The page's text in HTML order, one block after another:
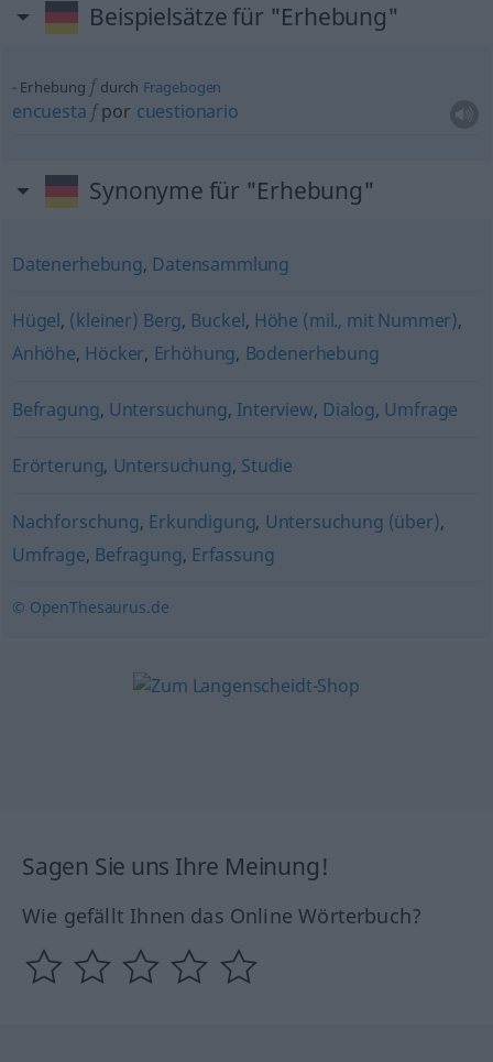
Beispielsätze für "Erhebung"
Erhebung f durch Fragebogen
encuesta fpor cuestionario
Synonyme für "Erhebung"
Datenerhebung, Datensammlung
Hügel, (kleiner) Berg, Buckel, Höhe (mil., mit Nummer),
Anhöhe, Höcker, Erhöhung, Bodenerhebung
Befragung, Untersuchung, Interview, Dialog, Umfrage
Erörterung, Untersuchung, Studie
Nachforschung, Erkundigung, Untersuchung (über),
Umfrage, Befragung, Erfassung
© OpenThesaurus.de
Sagen Sie uns Ihre Meinung!
Wie gefällt Ihnen das Online Wörterbuch?